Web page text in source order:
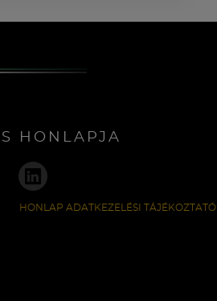
HONLAPJA
HONLAP ADATKEZELÉSI TÁJÉKOZTATÓ